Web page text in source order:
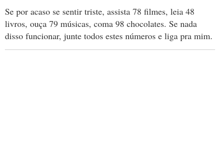
Se por acaso se sentir triste, assista 78 filmes, leia 48
livros, ouça 79 músicas, coma 98 chocolates. Se nada
disso funcionar, junte todos estes números e liga pra mim.